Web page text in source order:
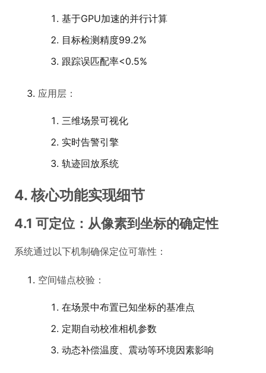
基于GPU加速的并行计算
目标检测精度99.2%
跟踪误匹配率<0.5%
应用层：
三维场景可视化
实时告警引擎
轨迹回放系统
4. 核心功能实现细节
4.1 可定位：从像素到坐标的确定性
系统通过以下机制确保定位可靠性：
空间锚点校验：
在场景中布置已知坐标的基准点
定期自动校准相机参数
动态补偿温度、震动等环境因素影响